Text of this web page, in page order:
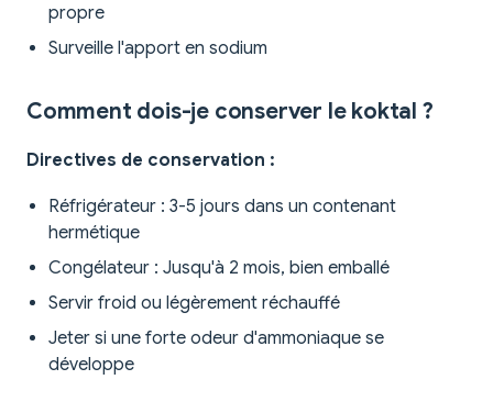
propre
Surveille l'apport en sodium
Comment dois-je conserver le koktal ?
Directives de conservation :
Réfrigérateur : 3-5 jours dans un contenant
hermétique
Congélateur : Jusqu'à 2 mois, bien emballé
Servir froid ou légèrement réchauffé
Jeter si une forte odeur d'ammoniaque se
développe